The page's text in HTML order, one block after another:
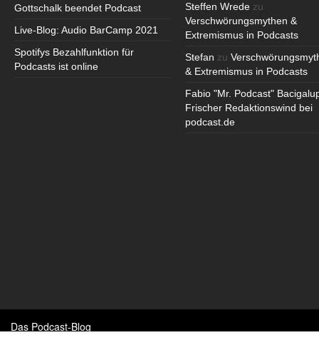
Gottschalk beendet Podcast
Live-Blog: Audio BarCamp 2021
Spotifys Bezahlfunktion für
Podcasts ist online
Steffen Wrede zu
Verschwörungsmythen &
Extremismus in Podcasts
Stefan zu
& Extremismus in Podcasts
Fabio "Mr. Podcast"
Frischer Redaktionswind bei
podcast.de
Das Podcast-Blog